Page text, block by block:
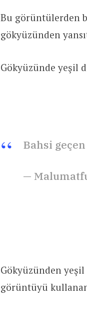
Bu görüntülerden
gökyüzünden
Gökyüzünde yeşil
Bahsi
—
Gökyüzünden yeşil
görüntüyü